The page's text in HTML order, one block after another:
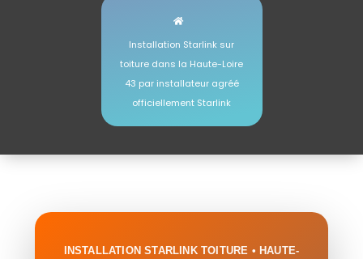
Installation Starlink sur
toiture dans la Haute-Loire
43 par installateur agréé
officiellement Starlink
INSTALLATION STARLINK TOITURE • HAUTE-